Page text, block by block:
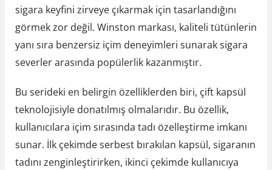
sigara keyfini zirveye çıkarmak için tasarlandığını
görmek zor değil. Winston markası, kaliteli tütünlerin
yanı sıra benzersiz içim deneyimleri sunarak sigara
severler arasında popülerlik kazanmıştır.
Bu serideki en belirgin özelliklerden biri, çift kapsül
teknolojisiyle donatılmış olmalarıdır. Bu özellik,
kullanıcılara içim sırasında tadı özelleştirme imkanı
sunar. İlk çekimde serbest bırakılan kapsül, sigaranın
tadını zenginleştirirken, ikinci çekimde kullanıcıya